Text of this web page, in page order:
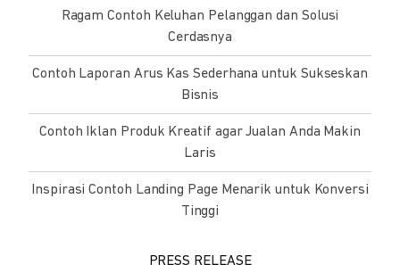
Ragam Contoh Keluhan Pelanggan dan Solusi
Cerdasnya
Contoh Laporan Arus Kas Sederhana untuk Sukseskan
Bisnis
Contoh Iklan Produk Kreatif agar Jualan Anda Makin
Laris
Inspirasi Contoh Landing Page Menarik untuk Konversi
Tinggi
PRESS RELEASE